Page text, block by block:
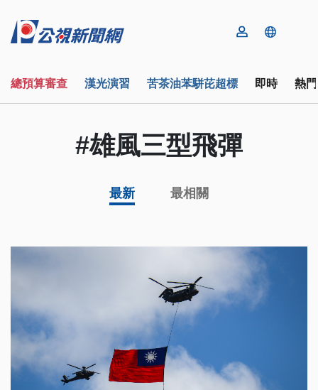
總預算審查 漢光演習 苦茶油苯駢芘超標 即時 熱
#雄風三型飛彈
最新 最相關